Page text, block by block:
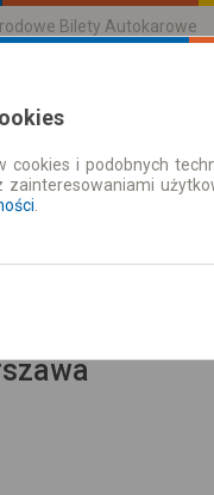
Bilety Autokarowe
Rozkład Jazdy | Bilety
cookies i podobnych
zainteresowaniami